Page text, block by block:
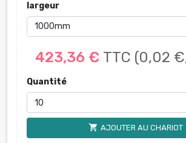
largeur
423,36 € TTC (0,02
Quantité
shopping_cart AJOUTER AU CHARIOT